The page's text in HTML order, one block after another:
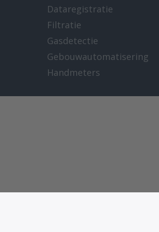
Dataregistratie
Filtratie
Gasdetectie
Gebouwautomatisering
Handmeters